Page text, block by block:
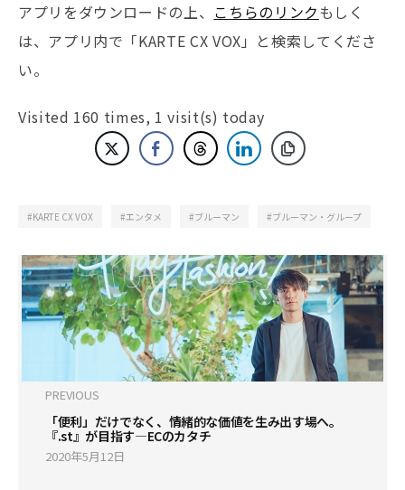
アプリをダウンロードの上、 こちらのリンクもしく
は、アプリ内で「KARTE CX VOX」と検索してくださ
い。
Visited 160 times, 1 visit(s) today
KARTE CX VOX エンタメ ブルーマン ブルーマン・グループ
PREVIOUS
「便利」だけでなく、情緒的な価値を生み出す場へ。
『.st』が目指す―ECのカタチ
2020年5月12日